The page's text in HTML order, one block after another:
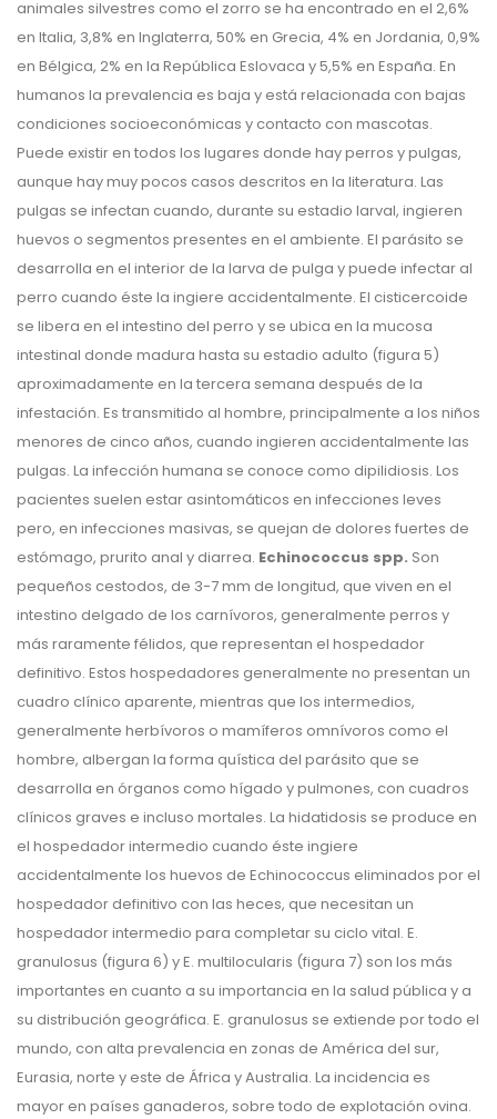
animales silvestres como el zorro se ha encontrado en el 2,6%
en Italia, 3,8% en Inglaterra, 50% en Grecia, 4% en Jordania, 0,9%
en Bélgica, 2% en la República Eslovaca y 5,5% en España. En
humanos la prevalencia es baja y está relacionada con bajas
condiciones socioeconómicas y contacto con mascotas.
Puede existir en todos los lugares donde hay perros y pulgas,
aunque hay muy pocos casos descritos en la literatura. Las
pulgas se infectan cuando, durante su estadio larval, ingieren
huevos o segmentos presentes en el ambiente. El parásito se
desarrolla en el interior de la larva de pulga y puede infectar al
perro cuando éste la ingiere accidentalmente. El cisticercoide
se libera en el intestino del perro y se ubica en la mucosa
intestinal donde madura hasta su estadio adulto (figura 5)
aproximadamente en la tercera semana después de la
infestación. Es transmitido al hombre, principalmente a los niños
menores de cinco años, cuando ingieren accidentalmente las
pulgas. La infección humana se conoce como dipilidiosis. Los
pacientes suelen estar asintomáticos en infecciones leves
pero, en infecciones masivas, se quejan de dolores fuertes de
estómago, prurito anal y diarrea. Echinococcus spp. Son
pequeños cestodos, de 3-7 mm de longitud, que viven en el
intestino delgado de los carnívoros, generalmente perros y
más raramente félidos, que representan el hospedador
definitivo. Estos hospedadores generalmente no presentan un
cuadro clínico aparente, mientras que los intermedios,
generalmente herbívoros o mamíferos omnívoros como el
hombre, albergan la forma quística del parásito que se
desarrolla en órganos como hígado y pulmones, con cuadros
clínicos graves e incluso mortales. La hidatidosis se produce en
el hospedador intermedio cuando éste ingiere
accidentalmente los huevos de Echinococcus eliminados por el
hospedador definitivo con las heces, que necesitan un
hospedador intermedio para completar su ciclo vital. E.
granulosus (figura 6) y E. multilocularis (figura 7) son los más
importantes en cuanto a su importancia en la salud pública y a
su distribución geográfica. E. granulosus se extiende por todo el
mundo, con alta prevalencia en zonas de América del sur,
Eurasia, norte y este de África y Australia. La incidencia es
mayor en países ganaderos, sobre todo de explotación ovina.